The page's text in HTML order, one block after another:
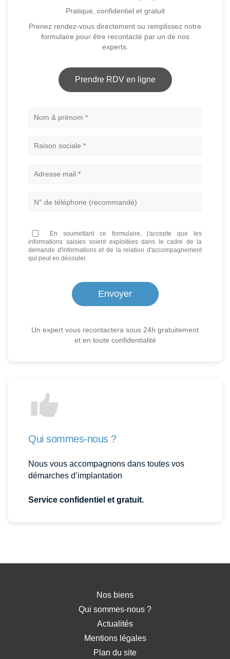
Pratique, confidentiel et gratuit
Prenez rendez-vous directement ou remplissez notre
formulaire pour être recontacté par un de nos
experts.
Prendre RDV en ligne
Nom
En soumettant ce formulaire, j'accepte que les
informations saisies soient exploitées dans le cadre de la
demande d'informations et de la relation d'accompagnement
qui peut en découler.
Un expert vous recontactera sous 24h gratuitement
et en toute confidentialité
Qui sommes-nous ?
Nous vous accompagnons dans toutes vos
démarches d’implantation
Service confidentiel et gratuit.
Nos biens
Qui sommes-nous ?
Actualités
Mentions légales
Plan du site